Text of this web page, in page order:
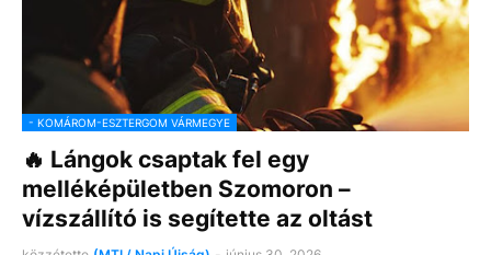
- KOMÁROM-ESZTERGOM VÁRMEGYE
🔥 Lángok csaptak fel egy
melléképületben Szomoron –
vízszállító is segítette az oltást